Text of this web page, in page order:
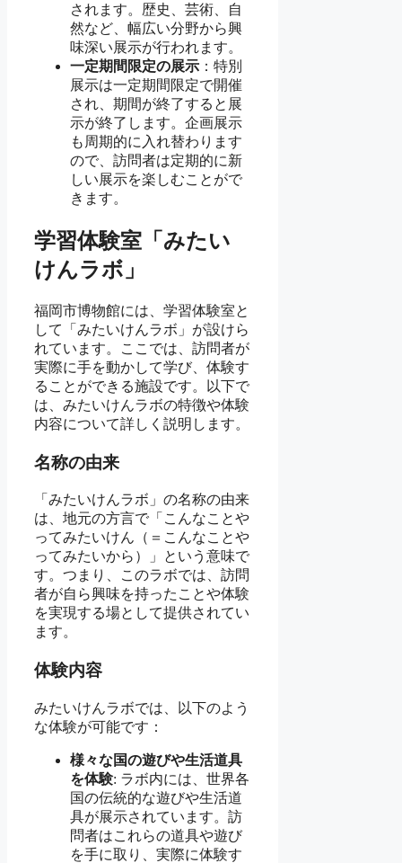
されます。歴史、芸術、自
然など、幅広い分野から興
味深い展示が行われます。
一定期間限定の展示 ：特別
展示は一定期間限定で開催
され、期間が終了すると展
示が終了します。企画展示
も周期的に入れ替わります
ので、訪問者は定期的に新
しい展示を楽しむことがで
きます。
学習体験室「みたい
けんラボ」
福岡市博物館には、学習体験室と
して「みたいけんラボ」が設けら
れています。ここでは、訪問者が
実際に手を動かして学び、体験す
ることができる施設です。以下で
は、みたいけんラボの特徴や体験
内容について詳しく説明します。
名称の由来
「みたいけんラボ」の名称の由来
は、地元の方言で「こんなことや
ってみたいけん（＝こんなことや
ってみたいから）」という意味で
す。つまり、このラボでは、訪問
者が自ら興味を持ったことや体験
を実現する場として提供されてい
ます。
体験内容
みたいけんラボでは、以下のよう
な体験が可能です：
様々な国の遊びや生活道具
を体験: ラボ内には、世界各
国の伝統的な遊びや生活道
具が展示されています。訪
問者はこれらの道具や遊び
を手に取り、実際に体験す